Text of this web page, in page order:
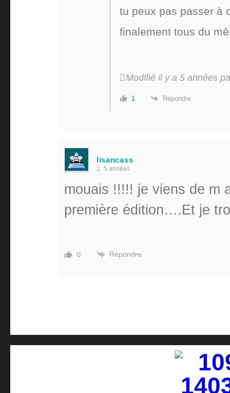
tu peux pas passer à
finalement tous du
Modifié il y a 5 années
1 Répondre
lisancass
5 années
mouais !!!!! je viens de m
première édition….Et je
0 Répondre